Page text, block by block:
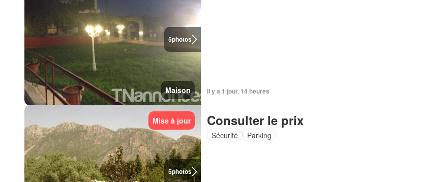
5photos
Maison Il y a 1 jour, 14 heures
5photos
Mise à jour Consulter le prix
Sécurité Parking